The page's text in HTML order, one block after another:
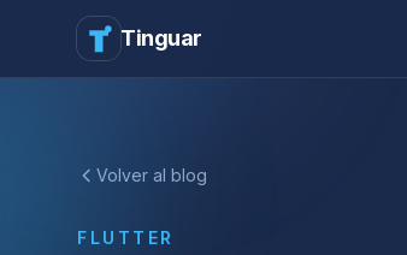
Tinguar
Volver al blog
FLUTTER